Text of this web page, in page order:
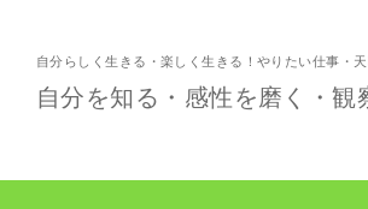
自分らしく生きる・楽しく生きる！やりたい仕事
自分を知る・感性を磨く・